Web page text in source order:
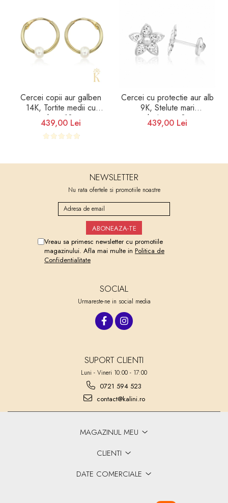
Cercei copii aur galben
14K, Tortite medii cu
perluta, 10 mm
439,00 Lei
Cercei cu protectie aur alb
9K, Stelute mari
stralucitoare, 8 mm
439,00 Lei
NEWSLETTER
Nu rata ofertele si promotiile noastre
Vreau sa primesc newsletter cu promotiile
magazinului. Afla mai multe in Politica de
Confidentialitate
SOCIAL
Urmareste-ne in social media
SUPORT CLIENTI
Luni - Vineri 10:00 - 17:00
0721 594 523
contact@kalini.ro
MAGAZINUL MEU
CLIENTI
DATE COMERCIALE